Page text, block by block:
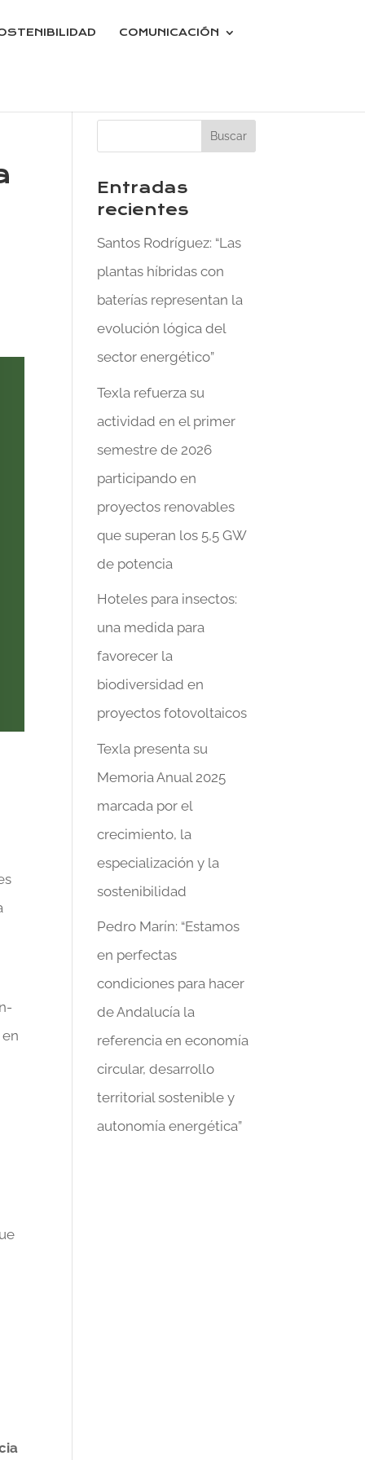
COMUNICACIÓN
Entradas
recientes
Santos Rodríguez: “Las
plantas híbridas con
baterías representan la
evolución lógica del
sector energético”
Texla refuerza su
actividad en el primer
semestre de 2026
participando en
proyectos renovables
que superan los 5,5 GW
de potencia
Hoteles para insectos:
una medida para
favorecer la
biodiversidad en
proyectos fotovoltaicos
Texla presenta su
Memoria Anual 2025
marcada por el
crecimiento, la
especialización y la
sostenibilidad
Pedro Marín: “Estamos
en perfectas
condiciones para hacer
de Andalucía la
referencia en economía
circular, desarrollo
territorial sostenible y
autonomía energética”